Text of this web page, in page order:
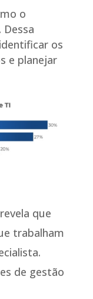
o
Dessa
os
e planejar
que
trabalham
de gestão